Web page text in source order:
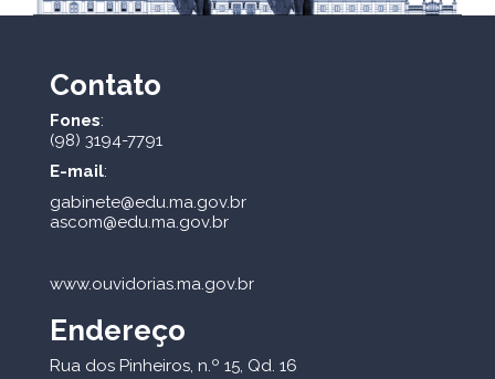
Contato
Fones:
(98) 3194-7791
E-mail:
gabinete@edu.ma.gov.br
ascom@edu.ma.gov.br
www.ouvidorias.ma.gov.br
Endereço
Rua dos Pinheiros, n.º 15, Qd. 16